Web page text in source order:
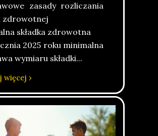
zasady rozliczania
zdrowotnej
składka zdrowotna
2025 roku minimalna
wymiaru składki...
więcej ›